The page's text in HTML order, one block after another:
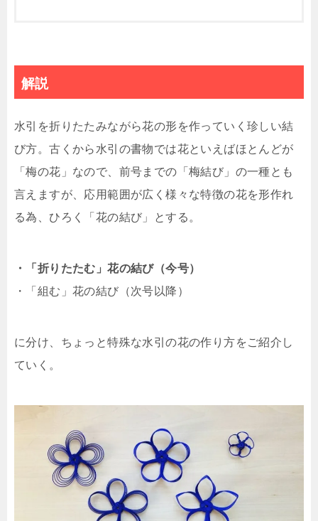
解説
水引を折りたたみながら花の形を作っていく珍しい結
び方。古くから水引の書物では花といえばほとんどが
「梅の花」なので、前号までの「梅結び」の一種とも
言えますが、応用範囲が広く様々な特徴の花を形作れ
る為、ひろく「花の結び」とする。
・「折りたたむ」花の結び（今号）
・「組む」花の結び（次号以降）
に分け、ちょっと特殊な水引の花の作り方をご紹介し
ていく。